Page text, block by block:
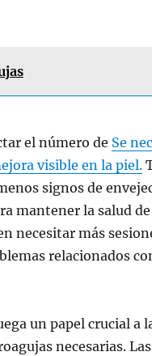
el número de Se
visible en la piel.
signos de
mantener la salud
necesitar más
relacionados
un papel crucial a
necesarias.